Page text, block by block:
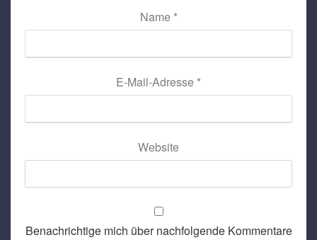
Name *
E-Mail-Adresse *
Website
Benachrichtige mich über nachfolgende Kommentare